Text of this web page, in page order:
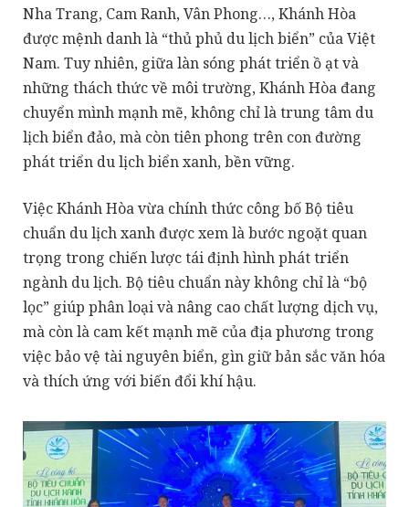
Nha Trang, Cam Ranh, Vân Phong…, Khánh Hòa
được mệnh danh là “thủ phủ du lịch biển” của Việt
Nam. Tuy nhiên, giữa làn sóng phát triển ồ ạt và
những thách thức về môi trường, Khánh Hòa đang
chuyển mình mạnh mẽ, không chỉ là trung tâm du
lịch biển đảo, mà còn tiên phong trên con đường
phát triển du lịch biển xanh, bền vững.
Việc Khánh Hòa vừa chính thức công bố Bộ tiêu
chuẩn du lịch xanh được xem là bước ngoặt quan
trọng trong chiến lược tái định hình phát triển
ngành du lịch. Bộ tiêu chuẩn này không chỉ là “bộ
lọc” giúp phân loại và nâng cao chất lượng dịch vụ,
mà còn là cam kết mạnh mẽ của địa phương trong
việc bảo vệ tài nguyên biển, gìn giữ bản sắc văn hóa
và thích ứng với biến đổi khí hậu.